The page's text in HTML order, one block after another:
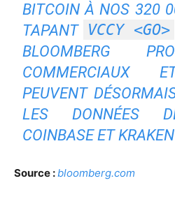
BITCOIN À NOS 320
TAPANT VCCY <GO>
BLOOMBERG
COMMERCIAUX
PEUVENT
LES DONNÉES
COINBASE ET
Source :bloomberg.com